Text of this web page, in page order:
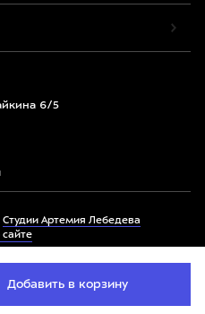
6/5
Студии Артемия Лебедева
© Спорт-Марафон
использования
Принять
Добавить в корзину